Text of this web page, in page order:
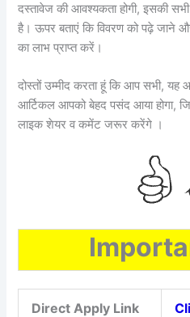
दस्तावेज की आवश्यकता होगी, इसकी
है। ऊपर बताएं कि विवरण को पढ़े
का लाभ प्राप्त करें।
दोस्तों उम्मीद करता हूं कि आप सभी,
आर्टिकल आपको बेहद पसंद आया होगा,
लाइक शेयर व कमेंट जरूर करेंगे ।
Direct Apply Link